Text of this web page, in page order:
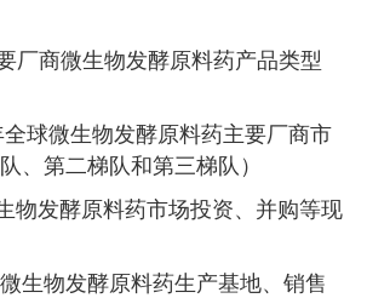
厂商微生物发酵原料药产品类型
球微生物发酵原料药主要厂商市
、第二梯队和第三梯队）
物发酵原料药市场投资、并购等现
生物发酵原料药生产基地、销售